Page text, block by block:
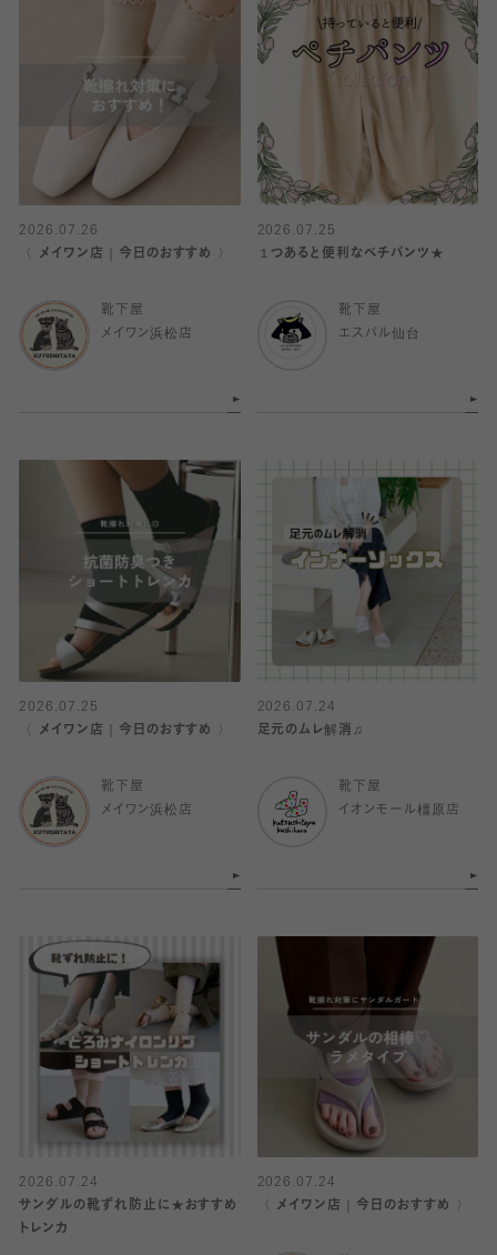
2026.07.26
〈 メイワン店｜今日のおすすめ 〉
靴下屋
メイワン浜松店
2026.07.25
１つあると便利なベチパンツ★
靴下屋
エスパル仙台
2026.07.25
〈 メイワン店｜今日のおすすめ 〉
靴下屋
メイワン浜松店
2026.07.24
足元のムレ解消♫
靴下屋
イオンモール橿原店
2026.07.24
サンダルの靴ずれ防止に★おすすめ
トレンカ
2026.07.24
〈 メイワン店｜今日のおすすめ 〉